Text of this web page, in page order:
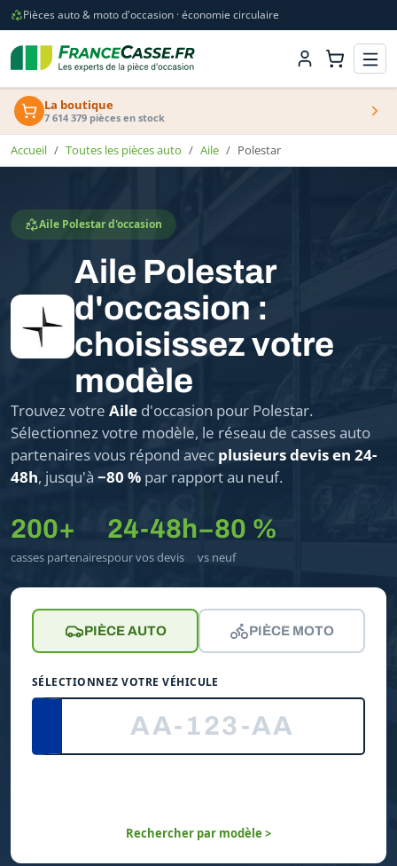
Pièces auto & moto d'occasion · économie circulaire
La boutique
7 614 379 pièces en stock
Accueil Toutes les pièces auto Aile Polestar
Aile Polestar d'occasion
Aile Polestar
d'occasion :
choisissez votre
modèle
Trouvez votre Aile d'occasion pour Polestar.
Sélectionnez votre modèle, le réseau de casses auto
partenaires vous répond avec plusieurs devis en 24-
48h, jusqu'à −80 % par rapport au neuf.
200+
casses partenaires
24-48h
pour vos devis
−80 %
vs neuf
PIÈCE AUTO PIÈCE MOTO
SÉLECTIONNEZ VOTRE VÉHICULE
Rechercher par modèle >